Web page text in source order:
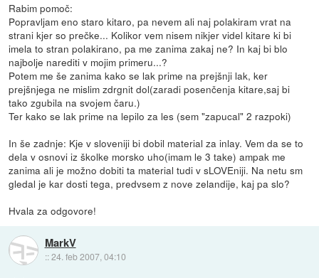
Rabim pomoč:
Popravljam eno staro kitaro, pa nevem ali naj polakiram vrat na
strani kjer so prečke... Kolikor vem nisem nikjer videl kitare ki bi
imela to stran polakirano, pa me zanima zakaj ne? In kaj bi blo
najbolje narediti v mojim primeru...?
Potem me še zanima kako se lak prime na prejšnji lak, ker
prejšnjega ne mislim zdrgnit dol(zaradi posenčenja kitare,saj bi
tako zgubila na svojem čaru.)
Ter kako se lak prime na lepilo za les (sem "zapucal" 2 razpoki)
In še zadnje: Kje v sloveniji bi dobil material za inlay. Vem da se to
dela v osnovi iz školke morsko uho(imam le 3 take) ampak me
zanima ali je možno dobiti ta material tudi v sLOVEniji. Na netu sm
gledal je kar dosti tega, predvsem z nove zelandije, kaj pa slo?
Hvala za odgovore!
MarkV
::24. feb 2007, 04:10